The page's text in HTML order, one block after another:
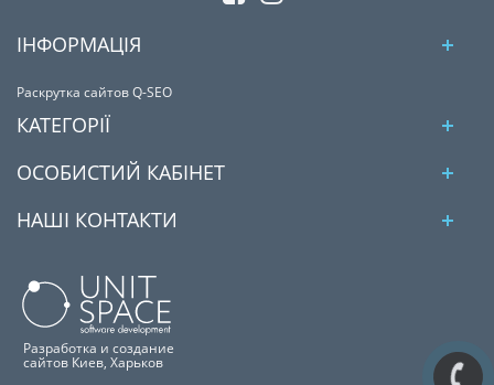
ІНФОРМАЦІЯ
Раскрутка сайтов Q-SEO
КАТЕГОРІЇ
ОСОБИСТИЙ КАБІНЕТ
НАШІ КОНТАКТИ
Разработка и создание
сайтов Киев, Харьков